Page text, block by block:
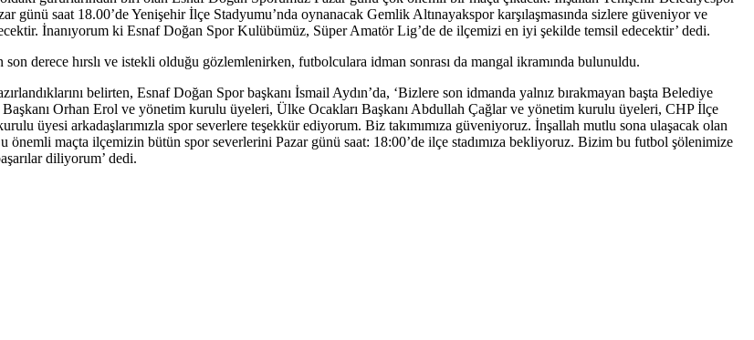
saat 18.00’de Yenişehir İlçe Stadyumu’nda oynanacak Gemlik Altınayakspor karşılaşmasında sizlere güveniyor ve
İnanıyorum ki Esnaf Doğan Spor Kulübümüz, Süper Amatör Lig’de de ilçemizi en iyi şekilde temsil edecektir’ dedi.
derece hırslı ve istekli olduğu gözlemlenirken, futbolculara idman sonrası da mangal ikramında bulunuldu.
belirten, Esnaf Doğan Spor başkanı İsmail Aydın’da, ‘Bizlere son idmanda yalnız bırakmayan başta Belediye
Orhan Erol ve yönetim kurulu üyeleri, Ülke Ocakları Başkanı Abdullah Çağlar ve yönetim kurulu üyeleri, CHP İlçe
üyesi arkadaşlarımızla spor severlere teşekkür ediyorum. Biz takımımıza güveniyoruz. İnşallah mutlu sona ulaşacak olan
önemli maçta ilçemizin bütün spor severlerini Pazar günü saat: 18:00’de ilçe stadımıza bekliyoruz. Bizim bu futbol şölenimize
diliyorum’ dedi.